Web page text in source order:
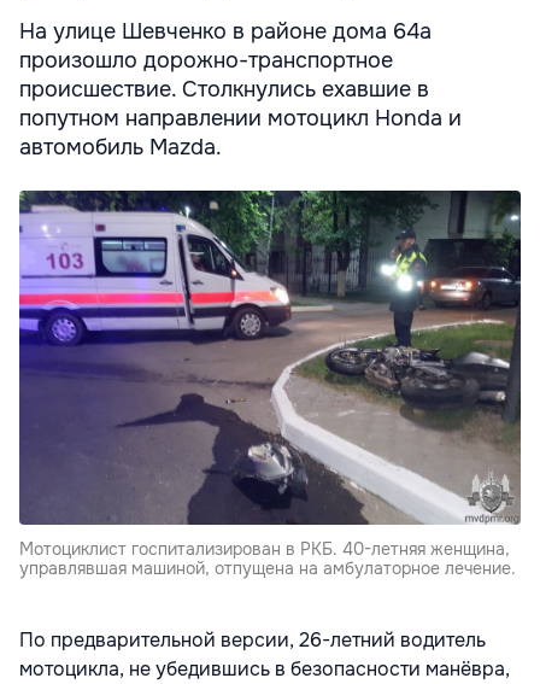
На улице Шевченко в районе дома 64а
произошло дорожно-транспортное
происшествие. Столкнулись ехавшие в
попутном направлении мотоцикл Honda и
автомобиль Mazda.
Мотоциклист госпитализирован в РКБ. 40-летняя женщина,
управлявшая машиной, отпущена на амбулаторное лечение.
По предварительной версии, 26-летний водитель
мотоцикла, не убедившись в безопасности манёвра,